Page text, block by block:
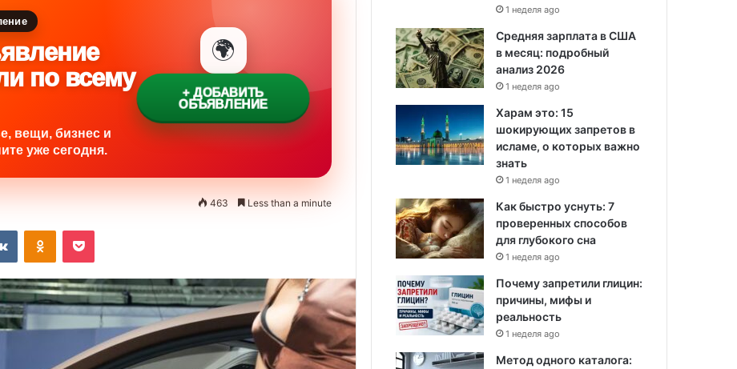
по всему
вещи, бизнес и
уже сегодня.
🌍
+ ДОБАВИТЬ
ОБЪЯВЛЕНИЕ
463 Less than a minute
1 неделя ago
Средняя зарплата в США
в месяц: подробный
анализ 2026
1 неделя ago
Харам это: 15
шокирующих запретов в
исламе, о которых важно
знать
1 неделя ago
Как быстро уснуть: 7
проверенных способов
для глубокого сна
1 неделя ago
Почему запретили глицин:
причины, мифы и
реальность
1 неделя ago
Метод одного каталога: